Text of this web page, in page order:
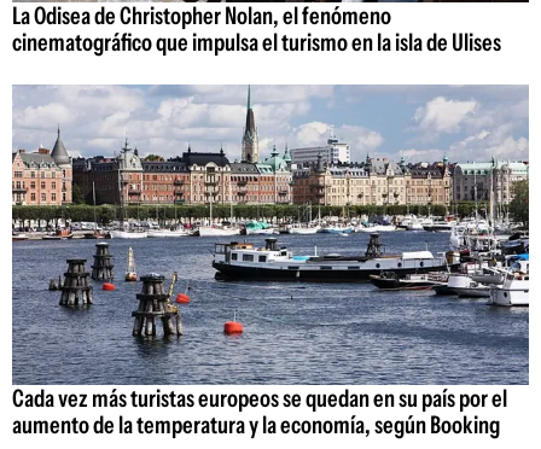
La Odisea de Christopher Nolan, el fenómeno
cinematográfico que impulsa el turismo en la isla de Ulises
Cada vez más turistas europeos se quedan en su país por el
aumento de la temperatura y la economía, según Booking